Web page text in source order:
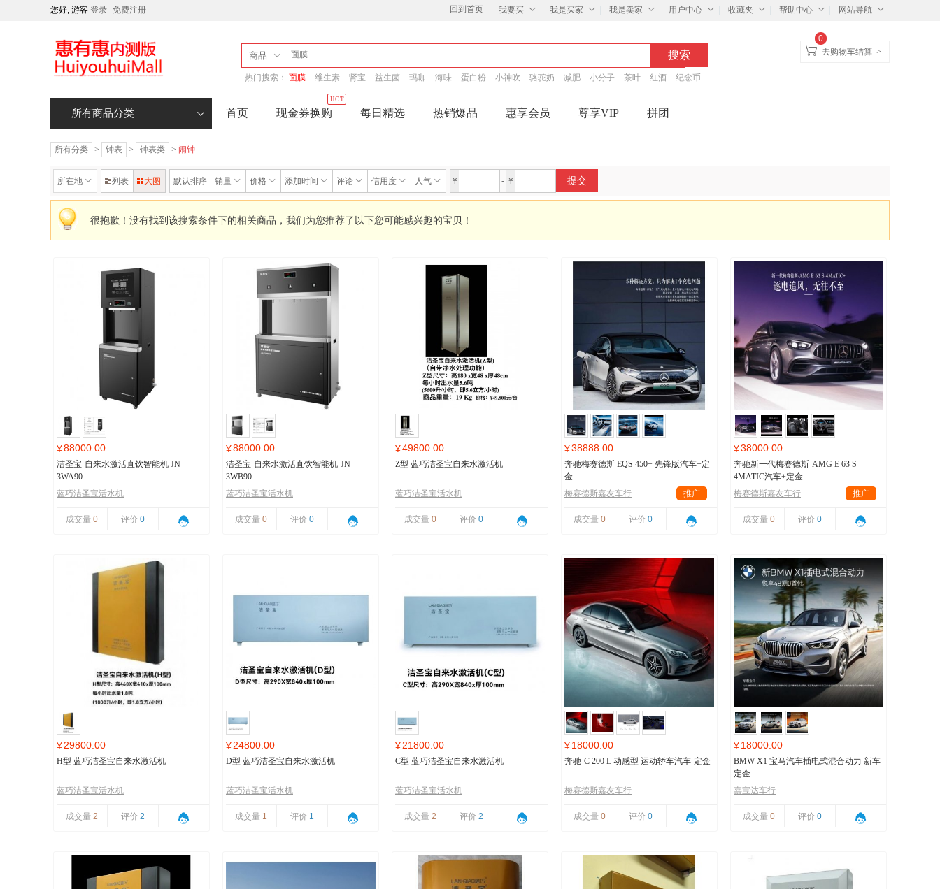
您好, 游客 登录 免费注册 回到首页 我要买 我是买家 我是卖家 用户中心 收藏夹 帮助中心 网站导航
商品
热门搜索： 面膜 维生素 肾宝 益生菌 玛咖 海味 蛋白粉 小神吹 骆驼奶 减肥 小分子 茶叶 红酒 纪念币
去购物车结算 >
0
所有商品分类 首页 现金券换购
HOT
每日精选 热销爆品 惠享会员 尊享VIP 拼团
所有分类 > 钟表 > 钟表类 > 闹钟
所在地 列表 大图 默认排序 销量 价格 添加时间 评论 信用度 人气 ¥ - ¥ 提交
很抱歉！没有找到该搜索条件下的相关商品，我们为您推荐了以下您可能感兴趣的宝贝！
¥88000.00
洁圣宝-自来水激活直饮智能机 JN-
3WA90
蓝巧洁圣宝活水机
成交量 0 评价 0
¥88000.00
洁圣宝-自来水激活直饮智能机-JN-
3WB90
蓝巧洁圣宝活水机
成交量 0 评价 0
¥49800.00
Z型 蓝巧洁圣宝自来水激活机
蓝巧洁圣宝活水机
成交量 0 评价 0
¥38888.00
奔驰梅赛德斯 EQS 450+ 先锋版汽车+定
金
梅赛德斯嘉友车行
推广
成交量 0 评价 0
¥38000.00
奔驰新一代梅赛德斯-AMG E 63 S
4MATIC汽车+定金
梅赛德斯嘉友车行
推广
成交量 0 评价 0
¥29800.00
H型 蓝巧洁圣宝自来水激活机
蓝巧洁圣宝活水机
成交量 2 评价 2
¥24800.00
D型 蓝巧洁圣宝自来水激活机
蓝巧洁圣宝活水机
成交量 1 评价 1
¥21800.00
C型 蓝巧洁圣宝自来水激活机
蓝巧洁圣宝活水机
成交量 2 评价 2
¥18000.00
奔驰-C 200 L 动感型 运动轿车汽车-定金
梅赛德斯嘉友车行
成交量 0 评价 0
¥18000.00
BMW X1 宝马汽车插电式混合动力 新车
定金
嘉宝达车行
成交量 0 评价 0